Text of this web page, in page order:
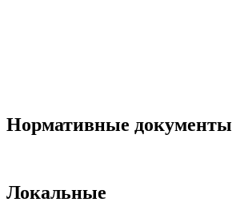
Нормативные документы
Локальные